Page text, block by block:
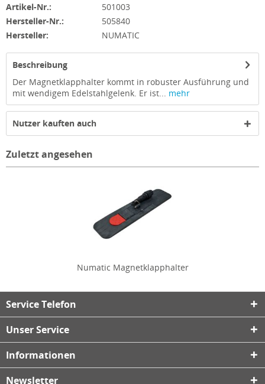
Artikel-Nr.:
501003
Hersteller-Nr.:
505840
Hersteller:
NUMATIC
Beschreibung
Der Magnetklapphalter kommt in robuster Ausführung und
mit wendigem Edelstahlgelenk. Er ist... mehr
Nutzer kauften auch
Zuletzt angesehen
Numatic Magnetklapphalter
Service Telefon
Unser Service
Informationen
Newsletter